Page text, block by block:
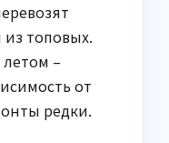
топовых.
–
от
редки.